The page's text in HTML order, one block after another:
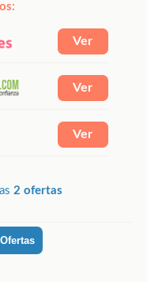
2 ofertas